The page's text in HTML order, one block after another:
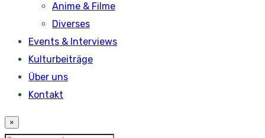
Anime & Filme
Diverses
Events & Interviews
Kulturbeiträge
Über uns
Kontakt
×